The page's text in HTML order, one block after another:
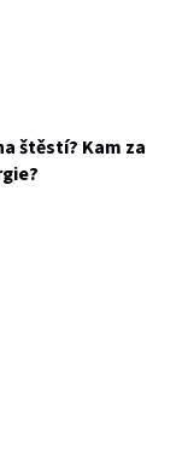
štěstí? Kam za